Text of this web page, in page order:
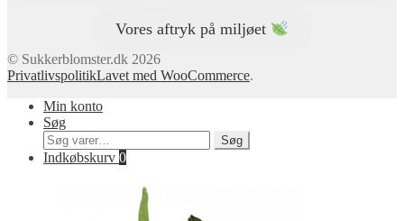
Vores aftryk på miljøet
© Sukkerblomster.dk 2026
PrivatlivspolitikLavet med WooCommerce.
Min konto
Søg
Søg
efter:
Søg
Indkøbskurv 0